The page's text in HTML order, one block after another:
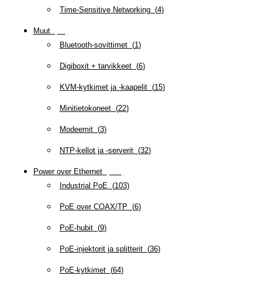
Time-Sensitive Networking(4)
Muut(
Bluetooth-sovittimet(1)
Digiboxit + tarvikkeet(6)
KVM-kytkimet ja -kaapelit(15)
Minitietokoneet(22)
Modeemit(3)
NTP-kellot ja -serverit(32)
Power over Ethernet(
Industrial PoE(103)
PoE over COAX/TP (6)
PoE-hubit(9)
PoE-injektorit ja splitterit(36)
PoE-kytkimet(64)